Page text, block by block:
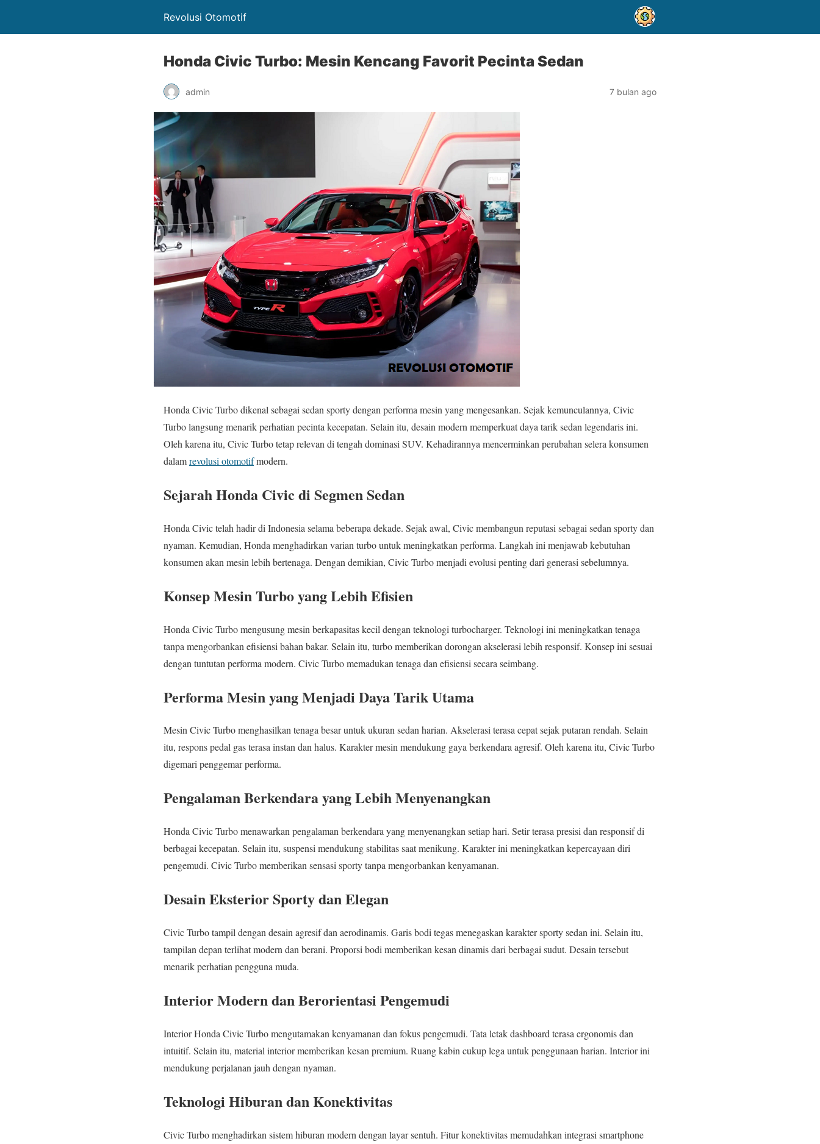
Revolusi Otomotif
Honda Civic Turbo: Mesin Kencang Favorit Pecinta Sedan
admin 7 bulan ago
Honda Civic Turbo dikenal sebagai sedan sporty dengan performa mesin yang mengesankan. Sejak kemunculannya, Civic
Turbo langsung menarik perhatian pecinta kecepatan. Selain itu, desain modern memperkuat daya tarik sedan legendaris ini.
Oleh karena itu, Civic Turbo tetap relevan di tengah dominasi SUV. Kehadirannya mencerminkan perubahan selera konsumen
dalamrevolusi otomotifmodern.
Sejarah Honda Civic di Segmen Sedan
Honda Civic telah hadir di Indonesia selama beberapa dekade. Sejak awal, Civic membangun reputasi sebagai sedan sporty dan
nyaman. Kemudian, Honda menghadirkan varian turbo untuk meningkatkan performa. Langkah ini menjawab kebutuhan
konsumen akan mesin lebih bertenaga. Dengan demikian, Civic Turbo menjadi evolusi penting dari generasi sebelumnya.
Konsep Mesin Turbo yang Lebih Efisien
Honda Civic Turbo mengusung mesin berkapasitas kecil dengan teknologi turbocharger. Teknologi ini meningkatkan tenaga
tanpa mengorbankan efisiensi bahan bakar. Selain itu, turbo memberikan dorongan akselerasi lebih responsif. Konsep ini sesuai
dengan tuntutan performa modern. Civic Turbo memadukan tenaga dan efisiensi secara seimbang.
Performa Mesin yang Menjadi Daya Tarik Utama
Mesin Civic Turbo menghasilkan tenaga besar untuk ukuran sedan harian. Akselerasi terasa cepat sejak putaran rendah. Selain
itu, respons pedal gas terasa instan dan halus. Karakter mesin mendukung gaya berkendara agresif. Oleh karena itu, Civic Turbo
digemari penggemar performa.
Pengalaman Berkendara yang Lebih Menyenangkan
Honda Civic Turbo menawarkan pengalaman berkendara yang menyenangkan setiap hari. Setir terasa presisi dan responsif di
berbagai kecepatan. Selain itu, suspensi mendukung stabilitas saat menikung. Karakter ini meningkatkan kepercayaan diri
pengemudi. Civic Turbo memberikan sensasi sporty tanpa mengorbankan kenyamanan.
Desain Eksterior Sporty dan Elegan
Civic Turbo tampil dengan desain agresif dan aerodinamis. Garis bodi tegas menegaskan karakter sporty sedan ini. Selain itu,
tampilan depan terlihat modern dan berani. Proporsi bodi memberikan kesan dinamis dari berbagai sudut. Desain tersebut
menarik perhatian pengguna muda.
Interior Modern dan Berorientasi Pengemudi
Interior Honda Civic Turbo mengutamakan kenyamanan dan fokus pengemudi. Tata letak dashboard terasa ergonomis dan
intuitif. Selain itu, material interior memberikan kesan premium. Ruang kabin cukup lega untuk penggunaan harian. Interior ini
mendukung perjalanan jauh dengan nyaman.
Teknologi Hiburan dan Konektivitas
Civic Turbo menghadirkan sistem hiburan modern dengan layar sentuh. Fitur konektivitas memudahkan integrasi smartphone